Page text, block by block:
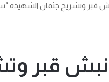
قبر وتشريح جثمان الشهيدة
قبر